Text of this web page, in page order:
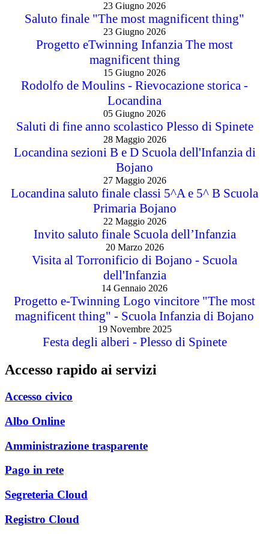
23 Giugno 2026
Saluto finale "The most magnificent thing"
23 Giugno 2026
Progetto eTwinning Infanzia The most
magnificent thing
15 Giugno 2026
Rodolfo de Moulins - Rievocazione storica -
Locandina
05 Giugno 2026
Saluti di fine anno scolastico Plesso di Spinete
28 Maggio 2026
Locandina sezioni B e D Scuola dell'Infanzia di
Bojano
27 Maggio 2026
Locandina saluto finale classi 5^A e 5^ B Scuola
Primaria Bojano
22 Maggio 2026
Invito saluto finale Scuola dell’Infanzia
20 Marzo 2026
Visita al Torronificio di Bojano - Scuola
dell'Infanzia
14 Gennaio 2026
Progetto e-Twinning Logo vincitore "The most
magnificent thing" - Scuola Infanzia di Bojano
19 Novembre 2025
Festa degli alberi - Plesso di Spinete
Accesso rapido ai servizi
Accesso civico
Albo Online
Amministrazione trasparente
Pago in rete
Segreteria Cloud
Registro Cloud